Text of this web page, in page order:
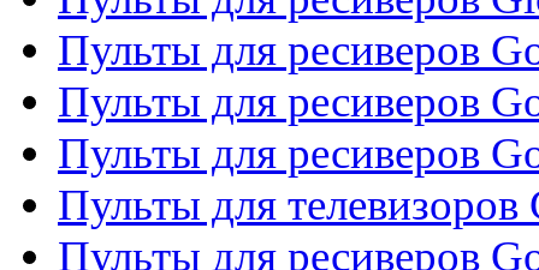
Пульты для ресиверов
Пульты для ресиверов
Пульты для ресиверов
Пульты для телевизоров
Пульты для ресиверов